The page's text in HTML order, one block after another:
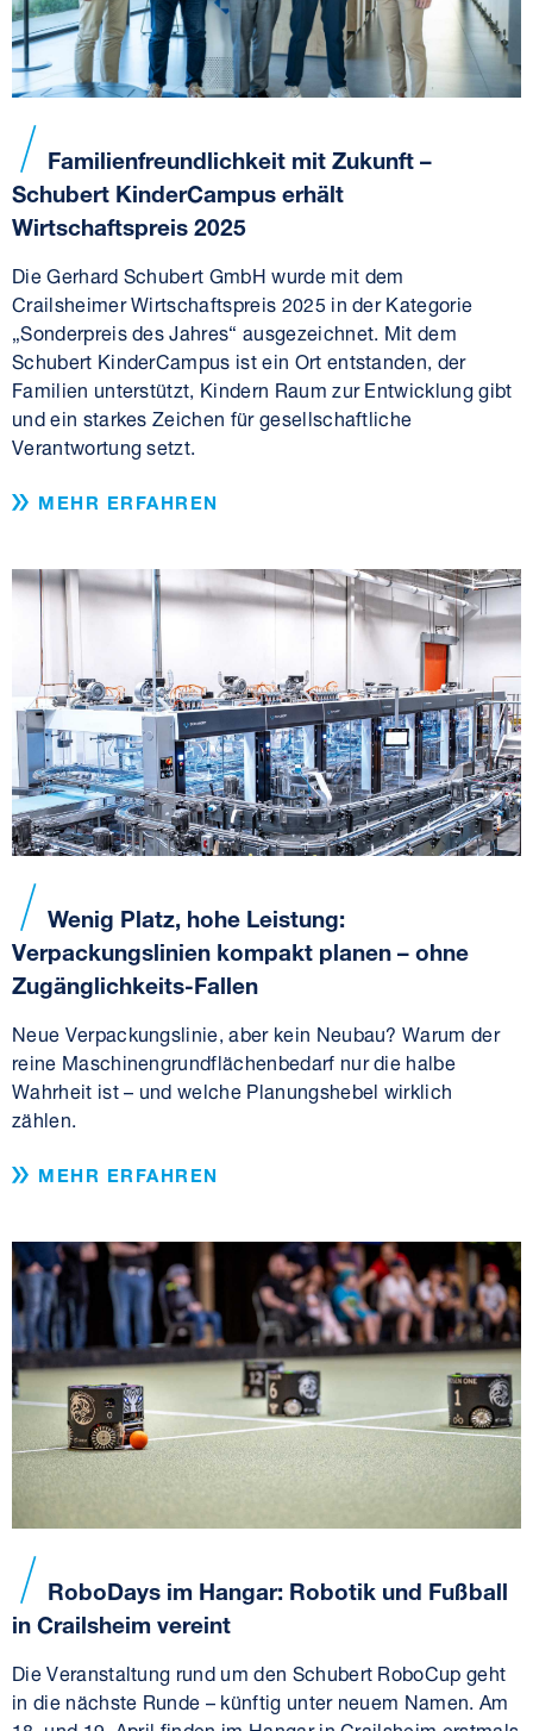
Familienfreundlichkeit mit Zukunft –
Schubert KinderCampus erhält
Wirtschaftspreis 2025
Die Gerhard Schubert GmbH wurde mit dem
Crailsheimer Wirtschaftspreis 2025 in der Kategorie
„Sonderpreis des Jahres“ ausgezeichnet. Mit dem
Schubert KinderCampus ist ein Ort entstanden, der
Familien unterstützt, Kindern Raum zur Entwicklung gibt
und ein starkes Zeichen für gesellschaftliche
Verantwortung setzt.
MEHR ERFAHREN
Wenig Platz, hohe Leistung:
Verpackungslinien kompakt planen – ohne
Zugänglichkeits-Fallen
Neue Verpackungslinie, aber kein Neubau? Warum der
reine Maschinengrundflächenbedarf nur die halbe
Wahrheit ist – und welche Planungshebel wirklich
zählen.
MEHR ERFAHREN
RoboDays im Hangar: Robotik und Fußball
in Crailsheim vereint
Die Veranstaltung rund um den Schubert RoboCup geht
in die nächste Runde – künftig unter neuem Namen. Am